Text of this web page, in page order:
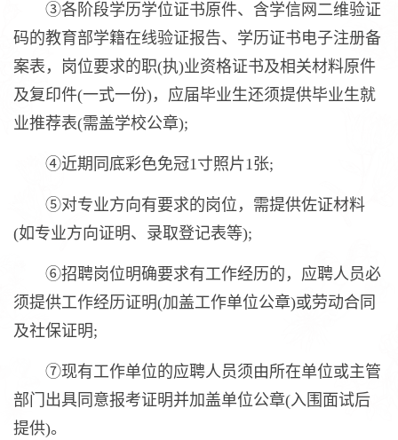
③各阶段学历学位证书原件、含学信网二维验证
码的教育部学籍在线验证报告、学历证书电子注册备
案表，岗位要求的职(执)业资格证书及相关材料原件
及复印件(一式一份)，应届毕业生还须提供毕业生就
业推荐表(需盖学校公章);
④近期同底彩色免冠1寸照片1张;
⑤对专业方向有要求的岗位，需提供佐证材料
(如专业方向证明、录取登记表等);
⑥招聘岗位明确要求有工作经历的，应聘人员必
须提供工作经历证明(加盖工作单位公章)或劳动合同
及社保证明;
⑦现有工作单位的应聘人员须由所在单位或主管
部门出具同意报考证明并加盖单位公章(入围面试后
提供)。